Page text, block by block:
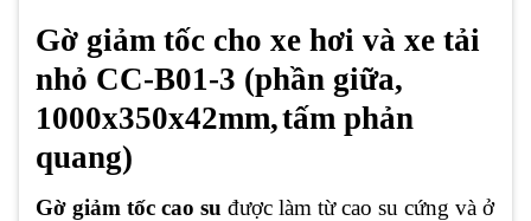
Gờ giảm tốc cho xe hơi và xe tải
nhỏ CC-B01-3 (phần giữa,
1000x350x42mm,tấm phản
quang)
Gờ giảm tốc cao su được làm từ cao su cứng và ở